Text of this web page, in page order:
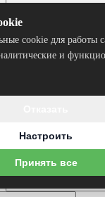
cookie для работы
и
Настроить
Принять все